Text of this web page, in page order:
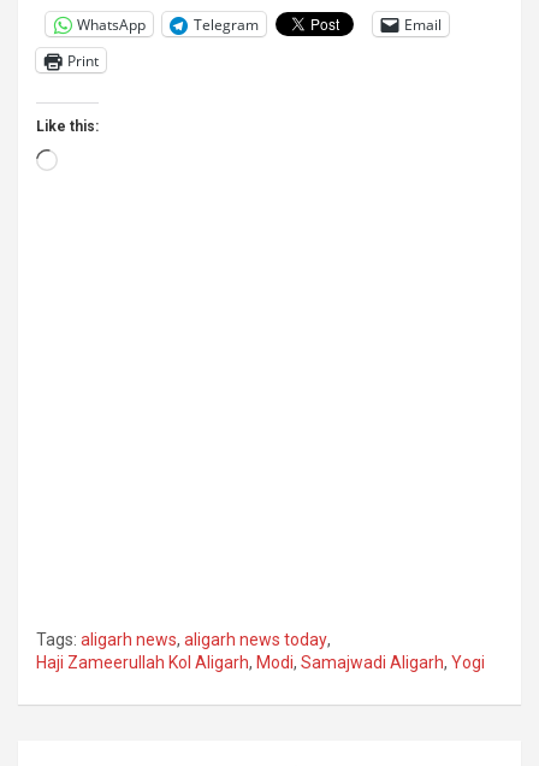
WhatsApp Telegram
Email
Print
Like this:
Loading…
Tags: aligarh news, aligarh news today,
Haji Zameerullah Kol Aligarh, Modi, Samajwadi Aligarh, Yogi